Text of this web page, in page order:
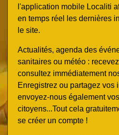
l'application mobile Localiti
en temps réel les dernières
le site.
Actualités, agenda des
sanitaires ou météo :
consultez immédiatement
Enregistrez ou partagez vos
envoyez-nous également
citoyens...Tout cela
se créer un compte !